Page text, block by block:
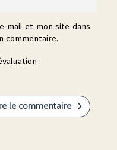
mail et mon site dans
commentaire.
:
le commentaire